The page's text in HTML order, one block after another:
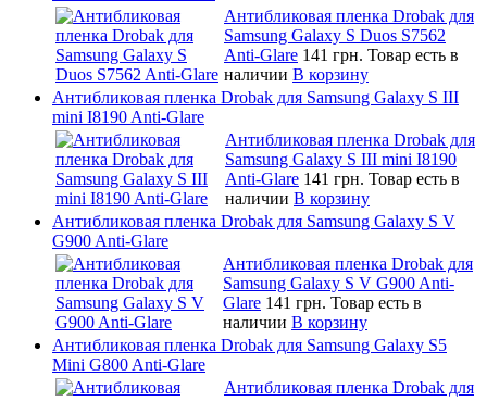
Антибликовая пленка Drobak для
Samsung Galaxy S Duos S7562
Anti-Glare 141 грн. Товар есть в
наличии В корзину
Антибликовая пленка Drobak для Samsung Galaxy S III
mini I8190 Anti-Glare
Антибликовая пленка Drobak для
Samsung Galaxy S III mini I8190
Anti-Glare 141 грн. Товар есть в
наличии В корзину
Антибликовая пленка Drobak для Samsung Galaxy S V
G900 Anti-Glare
Антибликовая пленка Drobak для
Samsung Galaxy S V G900 Anti-
Glare 141 грн. Товар есть в
наличии В корзину
Антибликовая пленка Drobak для Samsung Galaxy S5
Mini G800 Anti-Glare
Антибликовая пленка Drobak для